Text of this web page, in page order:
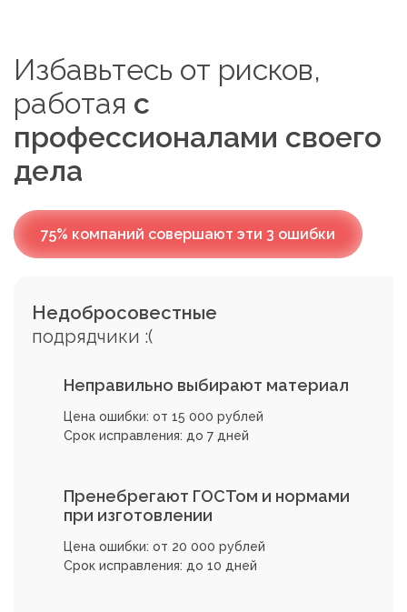
Избавьтесь от рисков,
работая с
профессионалами своего
дела
75% компаний совершают эти 3 ошибки
Недобросовестные
подрядчики :(
Неправильно выбирают материал
Цена ошибки: от 15 000 рублей
Срок исправления: до 7 дней
Пренебрегают ГОСТом и нормами
при изготовлении
Цена ошибки: от 20 000 рублей
Срок исправления: до 10 дней